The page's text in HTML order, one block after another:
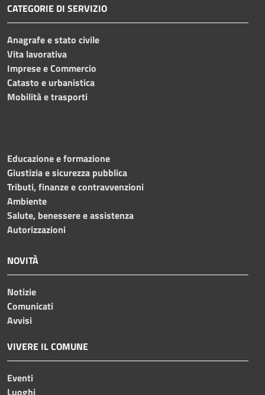
CATEGORIE DI SERVIZIO
Anagrafe e stato civile
Vita lavorativa
Imprese e Commercio
Catasto e urbanistica
Mobilità e trasporti
Educazione e formazione
Giustizia e sicurezza pubblica
Tributi, finanze e contravvenzioni
Ambiente
Salute, benessere e assistenza
Autorizzazioni
NOVITÀ
Notizie
Comunicati
Avvisi
VIVERE IL COMUNE
Eventi
Luoghi